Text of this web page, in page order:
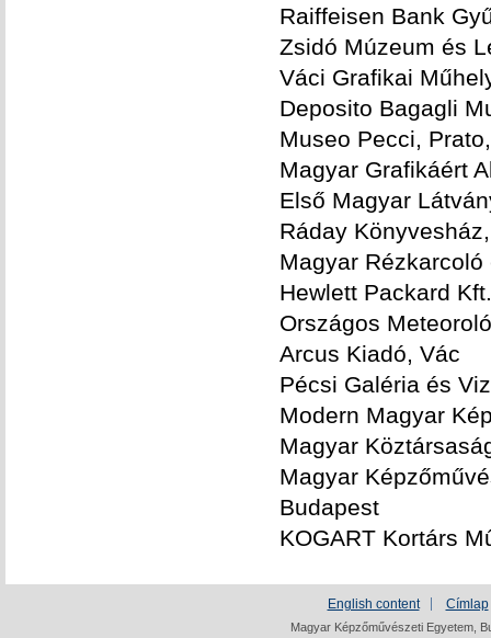
Raiffeisen Bank
Zsidó Múzeum és
Váci Grafikai
Deposito Bagagli
Museo Pecci,
Magyar Grafikáért
Első Magyar
Ráday
Magyar
Hewlett Packard
Országos
Arcus Kiadó, Vác
Pécsi Galéria és
Modern Magyar
Magyar
Magyar
Budapest
KOGART Kortárs
English content Címlap
Magyar Képzőművészeti Egyetem,